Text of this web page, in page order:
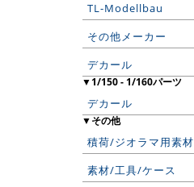
TL-Modellbau
その他メーカー
デカール
▼1/150 - 1/160パーツ
デカール
▼その他
積荷/ジオラマ用素材
素材/工具/ケース